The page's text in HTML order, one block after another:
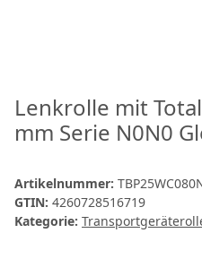
Lenkrolle mit
mm Serie N0N0
Artikelnummer:
GTIN: 4260728516719
Kategorie: